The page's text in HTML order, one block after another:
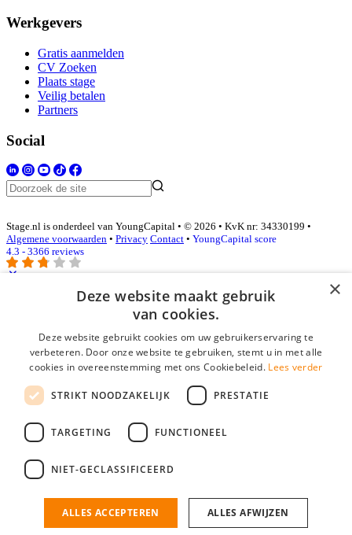
Werkgevers
Gratis aanmelden
CV Zoeken
Plaats stage
Veilig betalen
Partners
Social
Stage.nl is onderdeel van YoungCapital • © 2026 • KvK nr: 34330199 •
Algemene voorwaarden • Privacy Contact • YoungCapital score
4.3 - 3366 reviews
Inloggen als bedrijf
E-mail*
Wachtwoord
login gegevens onthouden
login
Bedrijf aanmelden
nieuwe collega/werknemer zo gevonden!
×
Deze website maakt gebruik
van cookies.
Deze website gebruikt cookies om uw gebruikerservaring te
verbeteren. Door onze website te gebruiken, stemt u in met alle
cookies in overeenstemming met ons Cookiebeleid. Lees verder
STRIKT NOODZAKELIJK PRESTATIE
TARGETING FUNCTIONEEL
NIET-GECLASSIFICEERD
ALLES ACCEPTEREN ALLES AFWIJZEN